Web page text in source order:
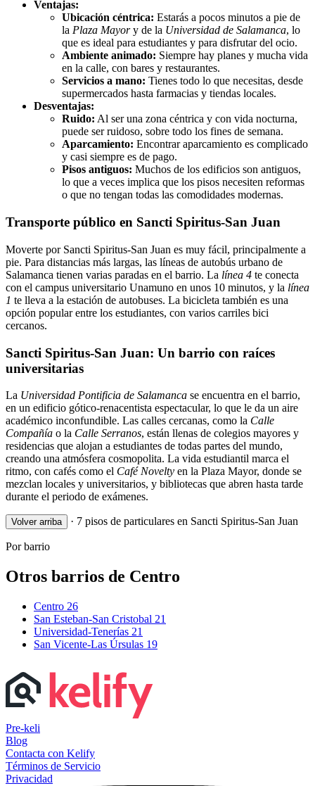
Ventajas:
Ubicación céntrica: Estarás a pocos minutos a pie de
la Plaza Mayory de la Universidad de Salamanca, lo
que es ideal para estudiantes y para disfrutar del ocio.
Ambiente animado: Siempre hay planes y mucha vida
en la calle, con bares y restaurantes.
Servicios a mano: Tienes todo lo que necesitas, desde
supermercados hasta farmacias y tiendas locales.
Desventajas:
Ruido: Al ser una zona céntrica y con vida nocturna,
puede ser ruidoso, sobre todo los fines de semana.
Aparcamiento: Encontrar aparcamiento es complicado
y casi siempre es de pago.
Pisos antiguos: Muchos de los edificios son antiguos,
lo que a veces implica que los pisos necesiten reformas
o que no tengan todas las comodidades modernas.
Transporte público en Sancti Spiritus-San Juan
Moverte por Sancti Spiritus-San Juan es muy fácil, principalmente a
pie. Para distancias más largas, las líneas de autobús urbano de
Salamanca tienen varias paradas en el barrio. La línea 4 te conecta
con el campus universitario Unamuno en unos 10 minutos, y la línea
1 te lleva a la estación de autobuses. La bicicleta también es una
opción popular entre los estudiantes, con varios carriles bici
cercanos.
Sancti Spiritus-San Juan: Un barrio con raíces
universitarias
La Universidad Pontificia de Salamanca se encuentra en el barrio,
en un edificio gótico-renacentista espectacular, lo que le da un aire
académico inconfundible. Las calles cercanas, como la Calle
Compañía o la Calle Serranos, están llenas de colegios mayores y
residencias que alojan a estudiantes de todas partes del mundo,
creando una atmósfera cosmopolita. La vida estudiantil marca el
ritmo, con cafés como el Café Novelty en la Plaza Mayor, donde se
mezclan locales y universitarios, y bibliotecas que abren hasta tarde
durante el periodo de exámenes.
Volver arriba · 7 pisos de particulares en Sancti Spiritus-San Juan
Por barrio
Otros barrios de Centro
Centro 26
San Esteban-San Cristobal 21
Universidad-Tenerías 21
San Vicente-Las Úrsulas 19
Pre-keli
Blog
Contacta con Kelify
Términos de Servicio
Privacidad